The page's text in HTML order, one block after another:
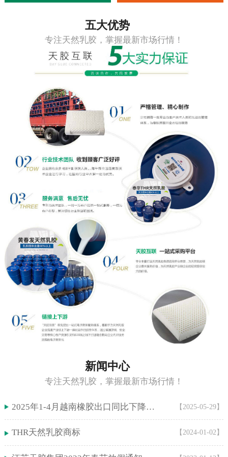
五大优势
专注天然乳胶，掌握最新市场行情！
新闻中心
专注天然乳胶，掌握最新市场行情！
2025年1-4月越南橡胶出口同比下降5.9%！ 【2025-05-29】
THR天然乳胶商标 【2024-01-02】